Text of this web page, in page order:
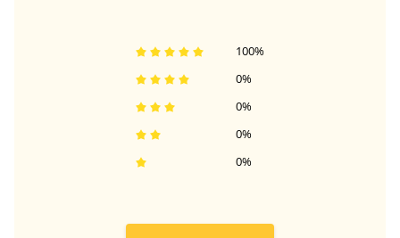
0%
0%
0%
0%
100%